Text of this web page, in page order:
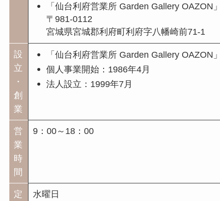
「仙台利府営業所 Garden Gallery OAZON
〒981-0112
宮城県宮城郡利府町利府字八幡崎前71-1
設
立
・
創
業
「仙台利府営業所 Garden Gallery OAZON
個人事業開始：1986年4月
法人設立：1999年7月
営
業
時
間
9：00～18：00
定
水曜日